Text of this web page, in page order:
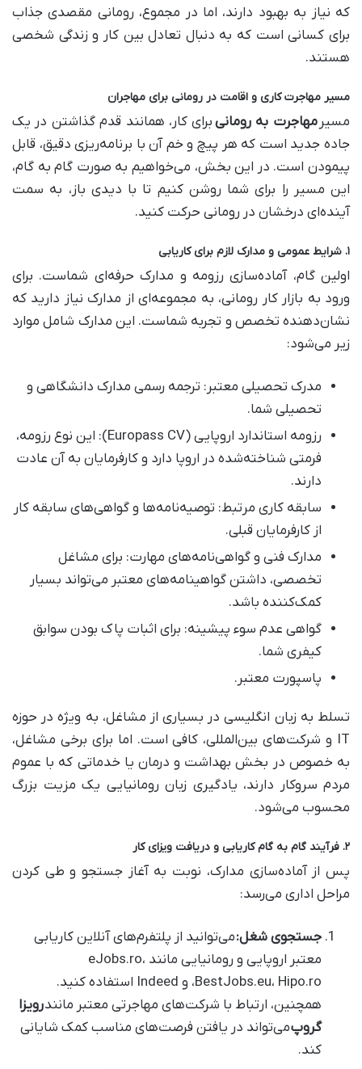
که نیاز به بهبود دارند، اما در مجموع، رومانی مقصدی جذاب
برای کسانی است که به دنبال تعادل بین کار و زندگی شخصی
هستند.
مسیر مهاجرت کاری و اقامت در رومانی برای مهاجران
مسیر مهاجرت به رومانیبرای کار، همانند قدم گذاشتن در یک
جاده جدید است که هر پیچ و خم آن با برنامه‌ریزی دقیق، قابل
پیمودن است. در این بخش، می‌خواهیم به صورت گام به گام،
این مسیر را برای شما روشن کنیم تا با دیدی باز، به سمت
آینده‌ای درخشان در رومانی حرکت کنید.
۱. شرایط عمومی و مدارک لازم برای کاریابی
اولین گام، آماده‌سازی رزومه و مدارک حرفه‌ای شماست. برای
ورود به بازار کار رومانی، به مجموعه‌ای از مدارک نیاز دارید که
نشان‌دهنده تخصص و تجربه شماست. این مدارک شامل موارد
زیر می‌شود:
مدرک تحصیلی معتبر: ترجمه رسمی مدارک دانشگاهی و
تحصیلی شما.
رزومه استاندارد اروپایی (Europass CV): این نوع رزومه،
فرمتی شناخته‌شده در اروپا دارد و کارفرمایان به آن عادت
دارند.
سابقه کاری مرتبط: توصیه‌نامه‌ها و گواهی‌های سابقه کار
از کارفرمایان قبلی.
مدارک فنی و گواهی‌نامه‌های مهارت: برای مشاغل
تخصصی، داشتن گواهینامه‌های معتبر می‌تواند بسیار
کمک‌کننده باشد.
گواهی عدم سوء پیشینه: برای اثبات پاک بودن سوابق
کیفری شما.
پاسپورت معتبر.
تسلط به زبان انگلیسی در بسیاری از مشاغل، به ویژه در حوزه
IT و شرکت‌های بین‌المللی، کافی است. اما برای برخی مشاغل،
به خصوص در بخش بهداشت و درمان یا خدماتی که با عموم
مردم سروکار دارند، یادگیری زبان رومانیایی یک مزیت بزرگ
محسوب می‌شود.
۲. فرآیند گام به گام کاریابی و دریافت ویزای کار
پس از آماده‌سازی مدارک، نوبت به آغاز جستجو و طی کردن
مراحل اداری می‌رسد:
جستجوی شغل:می‌توانید از پلتفرم‌های آنلاین کاریابی
معتبر اروپایی و رومانیایی مانند eJobs.ro،
BestJobs.eu، Hipo.ro، و Indeed استفاده کنید.
همچنین، ارتباط با شرکت‌های مهاجرتی معتبر مانندرویزا
گروپمی‌تواند در یافتن فرصت‌های مناسب کمک شایانی
کند.